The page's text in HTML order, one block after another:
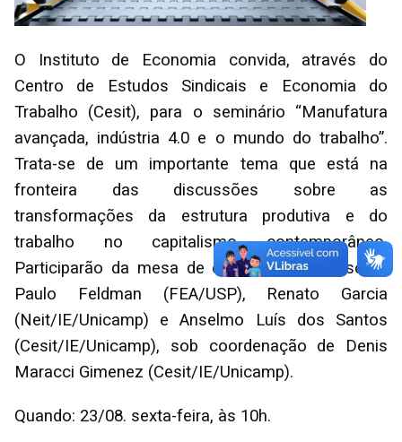
O Instituto de Economia convida, através do
Centro de Estudos Sindicais e Economia do
Trabalho (Cesit), para o seminário “Manufatura
avançada, indústria 4.0 e o mundo do trabalho”.
Trata-se de um importante tema que está na
fronteira das discussões sobre as
transformações da estrutura produtiva e do
trabalho no capitalismo contemporâneo.
Participarão da mesa de debate os professores
Paulo Feldman (FEA/USP), Renato Garcia
(Neit/IE/Unicamp) e Anselmo Luís dos Santos
(Cesit/IE/Unicamp), sob coordenação de Denis
Maracci Gimenez (Cesit/IE/Unicamp).
Quando: 23/08. sexta-feira, às 10h.